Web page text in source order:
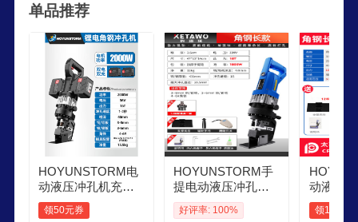
单品推荐
HOYUNSTORM电
动液压冲孔机充电
式锂电槽钢C型钢打
孔机 角铁倒角机冲
领50元券
HOYUNSTORM手
提电动液压冲孔机
冲孔打孔器角钢打
孔角铁冲孔器切断
好评率: 100%
动液压
角钢冲
小型槽
领10元券